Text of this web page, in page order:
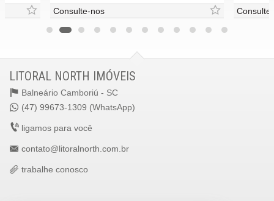
Consulte-nos
LITORAL NORTH IMÓVEIS
Balneário Camboriú - SC
(47) 99673-1309 (WhatsApp)
ligamos para você
contato@litoralnorth.com.br
trabalhe conosco